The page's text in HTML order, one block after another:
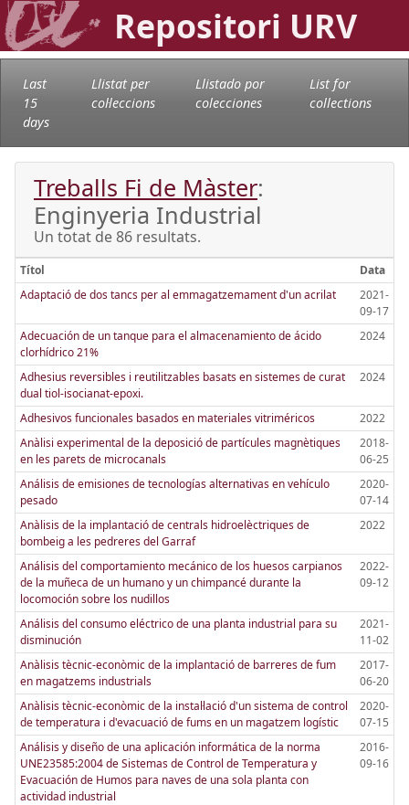
Repositori URV
Last
15
days
Llistat per
col·leccions
Llistado por
colecciones
List for
collections
Treballs Fi de Màster:
Enginyeria Industrial
Un totat de 86 resultats.
Títol
Data
Adaptació de dos tancs per al emmagatzemament d'un acrilat
2021-
09-17
Adecuación de un tanque para el almacenamiento de ácido
clorhídrico 21%
2024
Adhesius reversibles i reutilitzables basats en sistemes de curat
dual tiol-isocianat-epoxi.
2024
Adhesivos funcionales basados en materiales vitriméricos
2022
Anàlisi experimental de la deposició de partícules magnètiques
en les parets de microcanals
2018-
06-25
Análisis de emisiones de tecnologías alternativas en vehículo
pesado
2020-
07-14
Anàlisis de la implantació de centrals hidroelèctriques de
bombeig a les pedreres del Garraf
2022
Análisis del comportamiento mecánico de los huesos carpianos
de la muñeca de un humano y un chimpancé durante la
locomoción sobre los nudillos
2022-
09-12
Análisis del consumo eléctrico de una planta industrial para su
disminución
2021-
11-02
Anàlisis tècnic-econòmic de la implantació de barreres de fum
en magatzems industrials
2017-
06-20
Anàlisis tècnic-econòmic de la instal·lació d'un sistema de control
de temperatura i d'evacuació de fums en un magatzem logístic
2020-
07-15
Análisis y diseño de una aplicación informática de la norma
UNE23585:2004 de Sistemas de Control de Temperatura y
Evacuación de Humos para naves de una sola planta con
actividad industrial
2016-
09-16